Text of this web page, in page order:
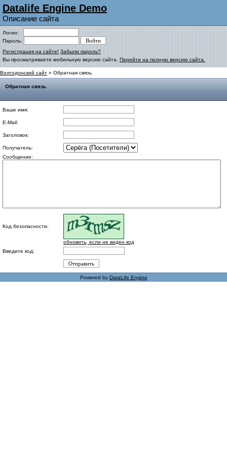
Datalife Engine Demo
Описание сайта
Логин:
Пароль:
Регистрация на сайте! Забыли пароль?
Вы просматриваете мобильную версию сайта. Перейти на полную версию сайта.
Волгодонский сайт » Обратная связь
Обратная связь
Ваше имя:
E-Mail:
Заголовок:
Получатель:
Сообщение:
Код безопасности:
обновить, если не виден код
Введите код:
Powered by DataLife Engine